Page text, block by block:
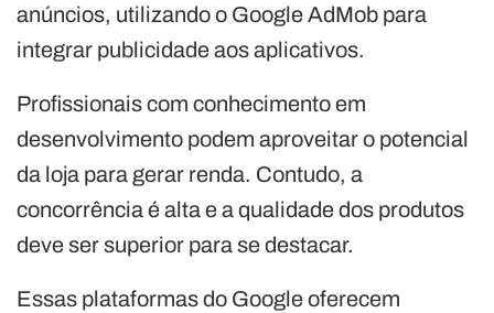
anúncios, utilizando o Google AdMob para
integrar publicidade aos aplicativos.
Profissionais com conhecimento em
desenvolvimento podem aproveitar o potencial
da loja para gerar renda. Contudo, a
concorrência é alta e a qualidade dos produtos
deve ser superior para se destacar.
Essas plataformas do Google oferecem